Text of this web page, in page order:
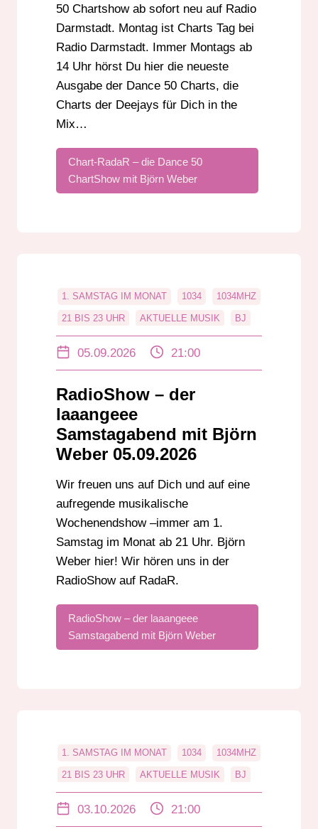
PARTYSHOW PLATZ 50 BIS 1 RADIO
RHEINLAND-PFALZ RUNDFUNK
STREAM SÜDHESSEN
UKW
ZU EMPFANGEN AUCH IN BADEN-
WÜRTTEMBERG
50 Chartshow ab sofort neu auf Radio
Darmstadt. Montag ist Charts Tag bei
Radio Darmstadt. Immer Montags ab
14 Uhr hörst Du hier die neueste
Ausgabe der Dance 50 Charts, die
Charts der Deejays für Dich in the
Mix…
Chart-RadaR – die Dance 50
ChartShow mit Björn Weber
1. SAMSTAG IM MONAT 1034 1034MHZ
21 BIS 23 UHR AKTUELLE MUSIK BJ
CHARTS
DER LANGE SAMSTAGABEND DJ
EDM EVENTS EVENTTIPPS
KABELRADIO MUSIK MUSIKNEWS
PARTYSHOW POP RADIO
RADIOSHOW RHEINLAND-PFALZ
RUNDFUNK SAMSTAG
STREAM SÜDHESSEN UKW
VERANSTALTUNGSTIPPS
05.09.2026 21:00
RadioShow – der
laaangeee
Samstagabend mit Björn
Weber 05.09.2026
Wir freuen uns auf Dich und auf eine
aufregende musikalische
Wochenendshow –immer am 1.
Samstag im Monat ab 21 Uhr. Björn
Weber hier! Wir hören uns in der
RadioShow auf RadaR.
RadioShow – der laaangeee
Samstagabend mit Björn Weber
1. SAMSTAG IM MONAT 1034 1034MHZ
21 BIS 23 UHR AKTUELLE MUSIK BJ
CHARTS
03.10.2026 21:00